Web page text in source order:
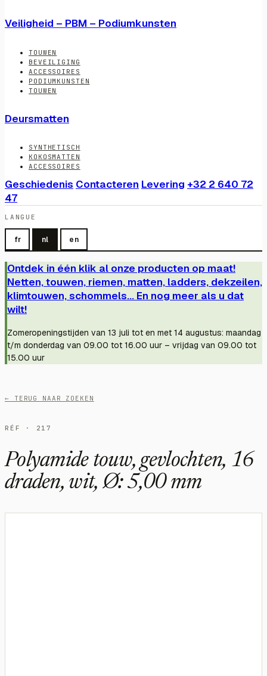
Veiligheid – PBM – Podiumkunsten
TOUWEN
BEVEILIGING
ACCESSOIRES
PODIUMKUNSTEN
TOUWEN
Deursmatten
SYNTHETISCH
KOKOSMATTEN
ACCESSOIRES
Geschiedenis Contacteren Levering +32 2 640 72
47
LANGUE
fr nl en
Ontdek in één klik al onze producten op maat!
Netten, touwen, riemen, matten, ladders, dekzeilen,
klimtouwen, schommels... En nog meer als u dat
wilt!
Zomeropeningstijden van 13 juli tot en met 14 augustus: maandag
t/m donderdag van 09.00 tot 16.00 uur – vrijdag van 09.00 tot
15.00 uur
← TERUG NAAR ZOEKEN
RÉF · 217
Polyamide touw, gevlochten, 16
draden, wit, Ø: 5,00 mm